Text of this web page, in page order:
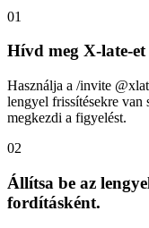
01
Hívd meg X-late-
Használja a /invite
lengyel frissítésekre van
megkezdi a figyelést.
02
Állítsa be az
fordításként.